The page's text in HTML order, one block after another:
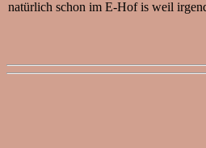
natürlich schon im E-Hof is weil